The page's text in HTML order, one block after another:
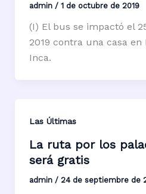
admin / 1 de octubre de 2019
(I) El bus se impactó el
2019 contra una casa en
Inca.
Las Últimas
La ruta por los
será gratis
admin / 24 de septiembre de